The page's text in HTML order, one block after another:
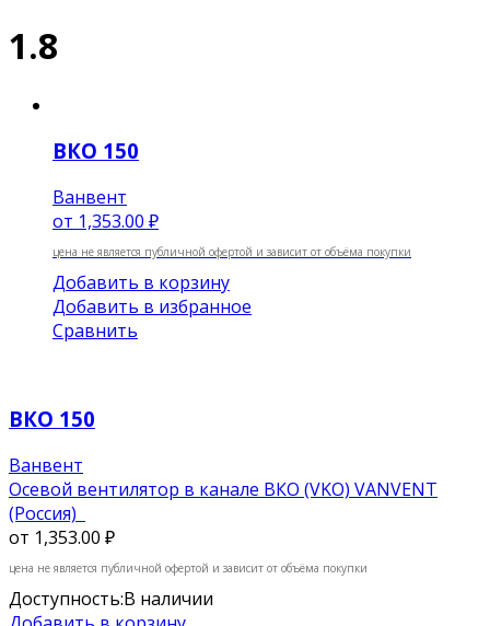
1.8
ВКО 150
Ванвент
от 1,353.00 ₽
цена не является публичной офертой и зависит от объёма покупки
Добавить в корзину
Добавить в избранное
Сравнить
ВКО 150
Ванвент
Осевой вентилятор в канале ВКО (VKO) VANVENT
(Россия)
от 1,353.00 ₽
цена не является публичной офертой и зависит от объёма покупки
Доступность:В наличии